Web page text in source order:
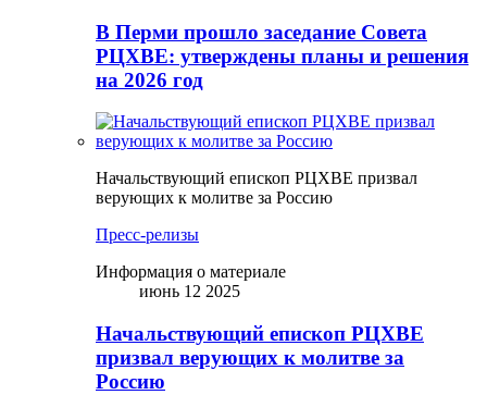
В Перми прошло заседание Совета
РЦХВЕ: утверждены планы и решения
на 2026 год
Начальствующий епископ РЦХВЕ призвал
верующих к молитве за Россию
Пресс-релизы
Информация о материале
июнь 12 2025
Начальствующий епископ РЦХВЕ
призвал верующих к молитве за
Россию